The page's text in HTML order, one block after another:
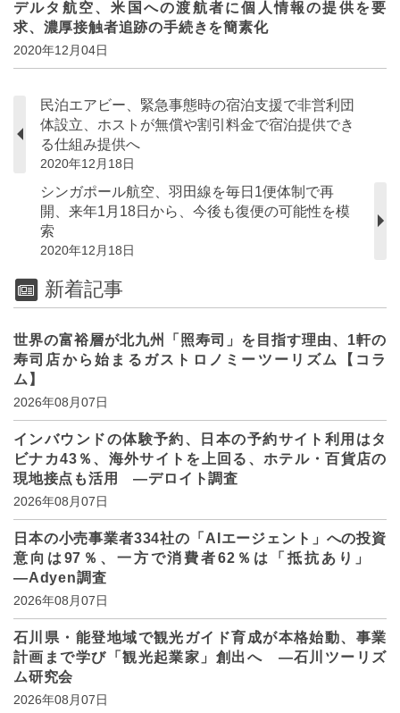
デルタ航空、米国への渡航者に個人情報の提供を要
求、濃厚接触者追跡の手続きを簡素化
2020年12月04日
民泊エアビー、緊急事態時の宿泊支援で非営利団
体設立、ホストが無償や割引料金で宿泊提供でき
る仕組み提供へ
2020年12月18日
シンガポール航空、羽田線を毎日1便体制で再
開、来年1月18日から、今後も復便の可能性を模
索
2020年12月18日
新着記事
世界の富裕層が北九州「照寿司」を目指す理由、1軒の
寿司店から始まるガストロノミーツーリズム【コラ
ム】
2026年08月07日
インバウンドの体験予約、日本の予約サイト利用はタ
ビナカ43％、海外サイトを上回る、ホテル・百貨店の
現地接点も活用 ―デロイト調査
2026年08月07日
日本の小売事業者334社の「AIエージェント」への投資
意向は97％、一方で消費者62％は「抵抗あり」
―Adyen調査
2026年08月07日
石川県・能登地域で観光ガイド育成が本格始動、事業
計画まで学び「観光起業家」創出へ ―石川ツーリズ
ム研究会
2026年08月07日